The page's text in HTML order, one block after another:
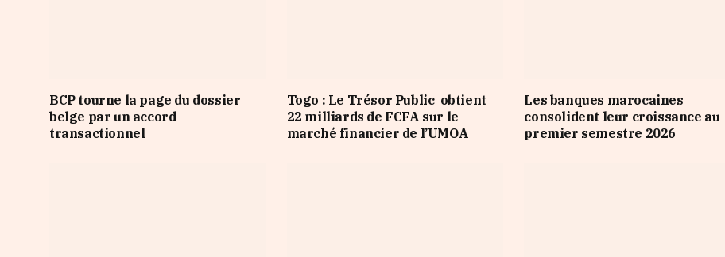
BCP tourne la page du dossier
belge par un accord
transactionnel
Togo : Le Trésor Public obtient
22 milliards de FCFA sur le
marché financier de l’UMOA
Les banques marocaines
consolident leur croissance au
premier semestre 2026